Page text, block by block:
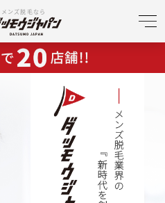
メンズ脱毛なら